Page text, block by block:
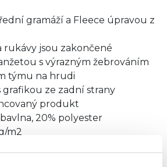
gramáží a Fleece úpravou z
rukávy jsou zakončené
s výrazným žebrováním
týmu na hrudi
grafikou ze zadní strany
produkt
20% polyester
m2